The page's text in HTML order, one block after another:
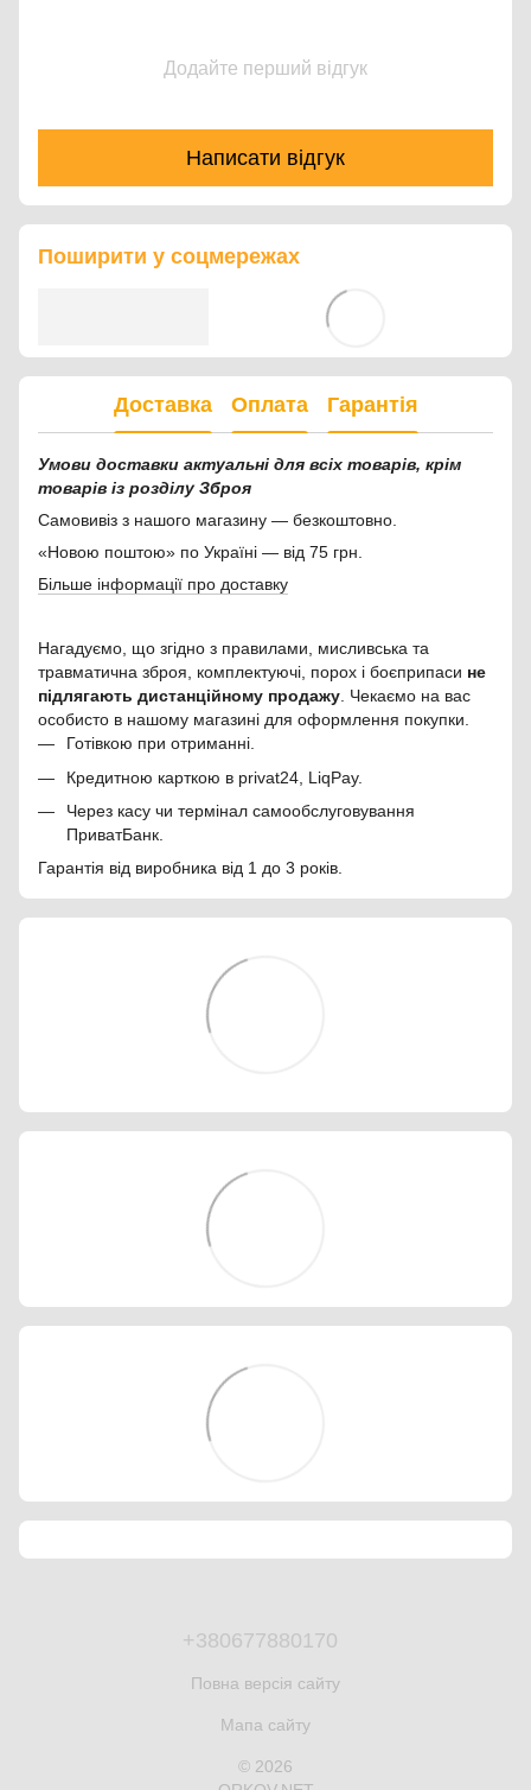
Додайте перший відгук
Написати відгук
Поширити у соцмережах
Доставка Оплата Гарантія
Умови доставки актуальні для всіх товарів, крім
товарів із розділу Зброя
Самовивіз з нашого магазину — безкоштовно.
«Новою поштою» по Україні — від 75 грн.
Більше інформації про доставку
Нагадуємо, що згідно з правилами, мисливська та
травматична зброя, комплектуючі, порох і боєприпаси не
підлягають дистанційному продажу . Чекаємо на вас
особисто в нашому магазині для оформлення покупки.
Готівкою при отриманні.
Кредитною карткою в privat24, LiqPay.
Через касу чи термінал самообслуговування
ПриватБанк.
Гарантія від виробника від 1 до 3 років.
+380677880170
Повна версія сайту
Мапа сайту
© 2026